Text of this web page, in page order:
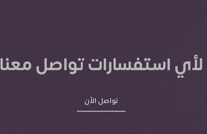
لأي استفسارات تواصل معنا
تواصل الأن